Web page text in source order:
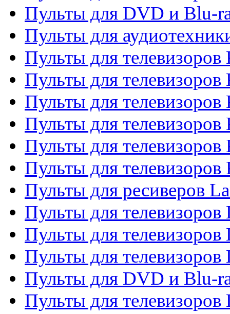
Пульты для DVD и Blu-
Пульты для
Пульты для
Пульты для телевизоров
Пульты для телевизоров
Пульты для телевизоров
Пульты для
Пульты для
Пульты для ресиверов
Пульты для телевизоров
Пульты для телевизоров
Пульты для телевизоров
Пульты для DVD и Blu-
Пульты для телевизоров